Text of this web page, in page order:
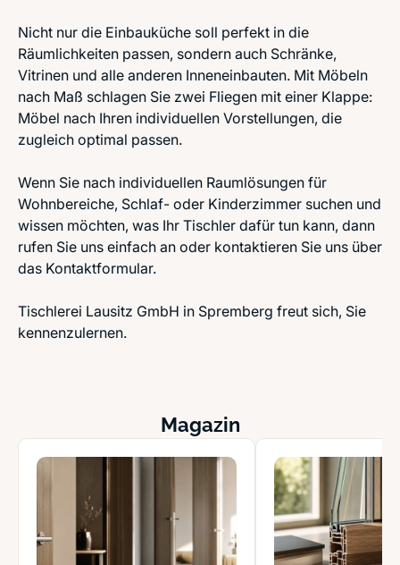
Nicht nur die Einbauküche soll perfekt in die
Räumlichkeiten passen, sondern auch Schränke,
Vitrinen und alle anderen Inneneinbauten. Mit Möbeln
nach Maß schlagen Sie zwei Fliegen mit einer Klappe:
Möbel nach Ihren individuellen Vorstellungen, die
zugleich optimal passen.
Wenn Sie nach individuellen Raumlösungen für
Wohnbereiche, Schlaf- oder Kinderzimmer suchen und
wissen möchten, was Ihr Tischler dafür tun kann, dann
rufen Sie uns einfach an oder kontaktieren Sie uns über
das Kontaktformular.
Tischlerei Lausitz GmbH in Spremberg freut sich, Sie
kennenzulernen.
Magazin